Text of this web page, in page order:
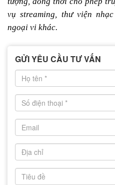
vụ streaming, thư viện
ngoại vi khác.
GỬI YÊU CẦU TƯ VẤN